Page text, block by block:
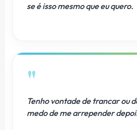
se é isso mesmo que eu quero.
"
Tenho vontade de trancar ou
medo de me arrepender